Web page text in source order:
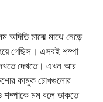
অদিতি মাঝে মাঝে নেড়ে
গেছিস। এসবই শম্পা
দেখতে। এখন আর
কামুক চোখগুলোর
শম্পাকে মম বলে ডাকতে